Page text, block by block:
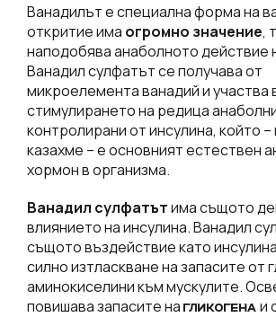
Ванадилът е специална форма на
откритие има огромно значение,
наподобява анаболното действие
Ванадил сулфатът се получава от
микроелемента ванадий и участва
стимулирането на редица
контролирани от инсулина, който –
казахме – е основният естествен
хормон в организма.
Ванадил сулфатътима същото
влиянието на инсулина. Ванадил
същото въздействие като
силно изтласкване на запасите от
аминокиселини към мускулите.
повишава запасите на ГЛИКОГЕНА и